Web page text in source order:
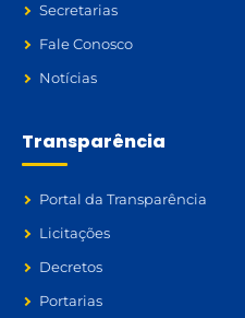
Secretarias
Fale Conosco
Notícias
Transparência
Portal da Transparência
Licitações
Decretos
Portarias